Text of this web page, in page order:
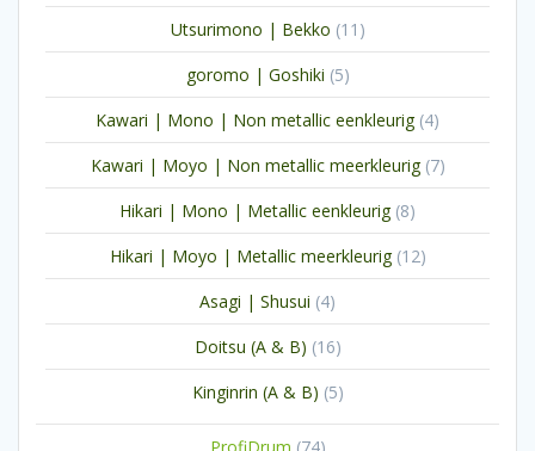
producten
Utsurimono | Bekko 11 11
producten
goromo | Goshiki 55
producten
Kawari | Mono | Non metallic eenkleurig 44
producten
Kawari | Moyo | Non metallic meerkleurig 77
producten
Hikari | Mono | Metallic eenkleurig 88
producten
Hikari | Moyo | Metallic meerkleurig 1212
producten
Asagi | Shusui 44
producten
Doitsu (A & B) 1616
producten
Kinginrin (A & B) 55
74